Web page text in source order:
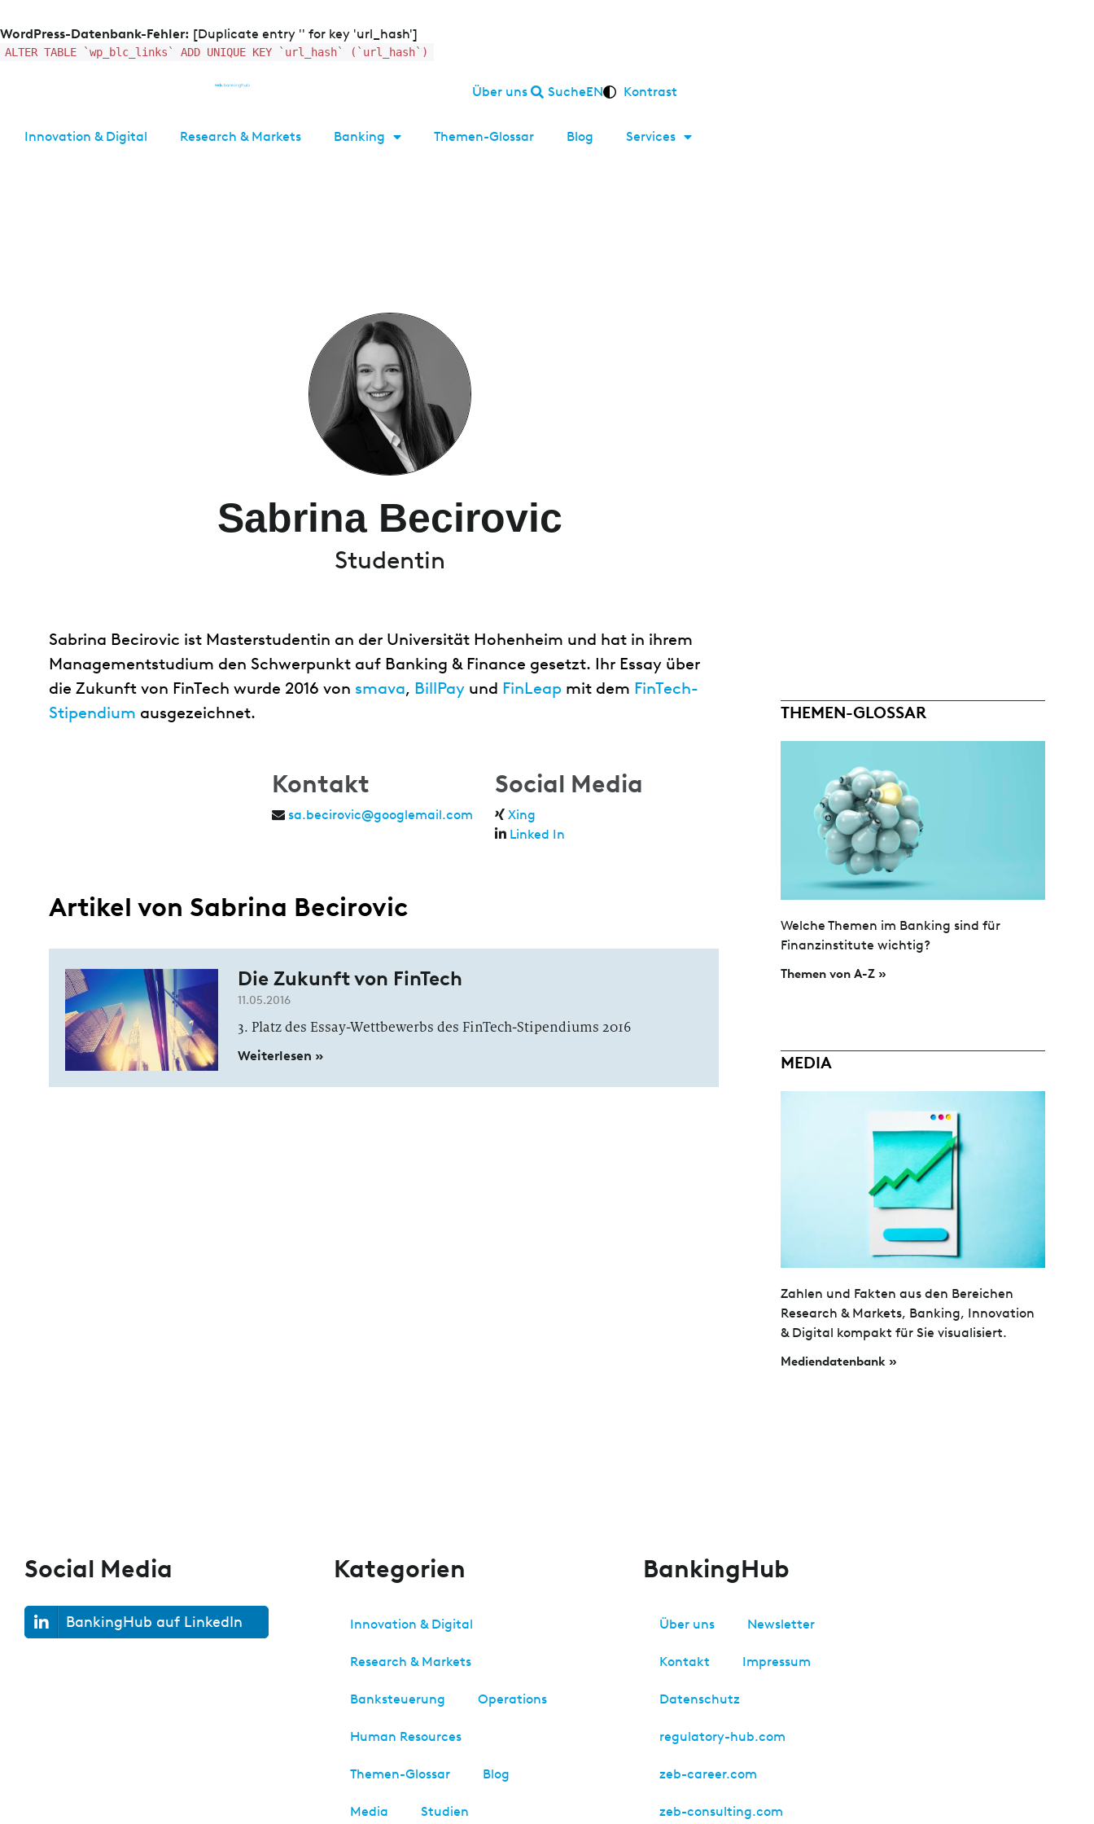
WordPress-Datenbank-Fehler: [Duplicate entry '' for key 'url_hash']
ALTER TABLE `wp_blc_links` ADD UNIQUE KEY `url_hash` (`url_hash`)
Über uns SucheEN Kontrast
Innovation & Digital Research & Markets Banking Themen-Glossar Blog Services
Sabrina Becirovic
Studentin
Sabrina Becirovic ist Masterstudentin an der Universität Hohenheim und hat in ihrem
Managementstudium den Schwerpunkt auf Banking & Finance gesetzt. Ihr Essay über
die Zukunft von FinTech wurde 2016 von smava, BillPay und FinLeap mit dem FinTech-
Stipendium ausgezeichnet.
Kontakt
sa.becirovic@googlemail.com
Social Media
Xing
Linked In
Artikel von Sabrina Becirovic
Die Zukunft von FinTech
11.05.2016
3. Platz des Essay-Wettbewerbs des FinTech-Stipendiums 2016
Weiterlesen »
THEMEN-GLOSSAR
Welche Themen im Banking sind für
Finanzinstitute wichtig?
Themen von A-Z »
MEDIA
Zahlen und Fakten aus den Bereichen
Research & Markets, Banking, Innovation
& Digital kompakt für Sie visualisiert.
Mediendatenbank »
Social Media
BankingHub auf LinkedIn
Kategorien
Innovation & Digital
Research & Markets
Banksteuerung Operations
Human Resources
Themen-Glossar Blog
Media Studien
BankingHub
Über uns Newsletter
Kontakt Impressum
Datenschutz
regulatory-hub.com
zeb-career.com
zeb-consulting.com